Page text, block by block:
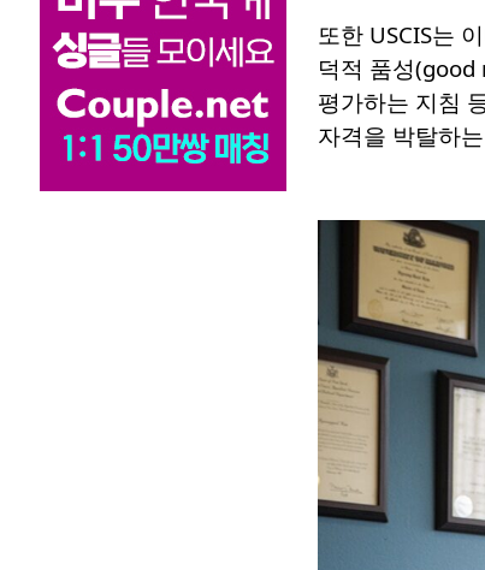
또한 USCIS는
덕적 품성(good
평가하는 지침
자격을 박탈하